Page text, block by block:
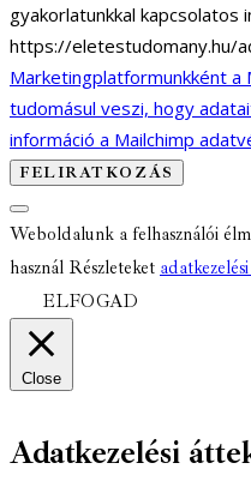
gyakorlatunkkal
https://eletestudomany.hu/
Marketingplatformunkként a
tudomásul veszi, hogy
információ a Mailchimp
Weboldalunk a felhasználói
használ Részleteket
ELFOGAD
Close
Adatkezelési